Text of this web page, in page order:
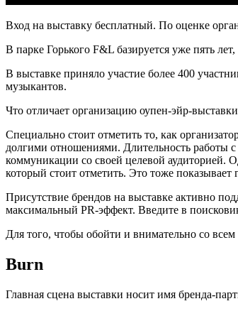
Вход на выставку бесплатный. По оценке
В парке Горького F&L базируется уже пять
В выставке приняло участие более 400
музыкантов.
Что отличает организацию оупен-эйр-
Специально стоит отметить то, как
долгими отношениями. Длительность работы
коммуникации со своей целевой
который стоит отметить. Это тоже
Присутствие брендов на выставке активно
максимальный PR-эффект. Введите в
Для того, чтобы обойти и внимательно со
Burn
Главная сцена выставки носит имя бренда-